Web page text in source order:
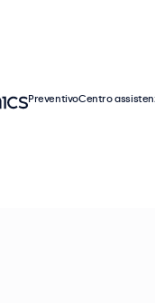
Questi monitor da 19
di integrarsi
PreventivoCentro